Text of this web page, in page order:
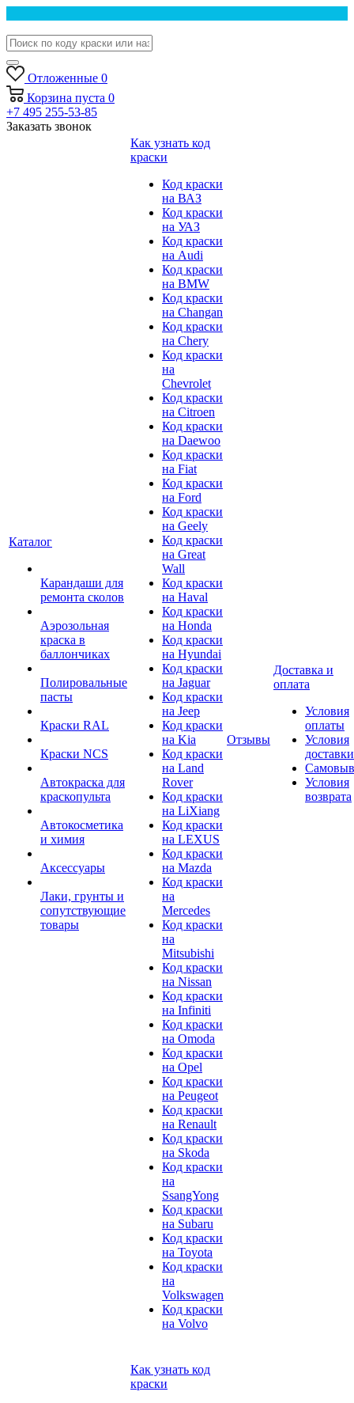
Отложенные 0
Корзина пуста 0
+7 495 255-53-85
Заказать звонок
Каталог
Карандаши для
ремонта сколов
Аэрозольная
краска в
баллончиках
Полировальные
пасты
Краски RAL
Краски NCS
Автокраска для
краскопульта
Автокосметика
и химия
Аксессуары
Лаки, грунты и
сопутствующие
товары
Как узнать код
краски
Код краски
на ВАЗ
Код краски
на УАЗ
Код краски
на Audi
Код краски
на BMW
Код краски
на Changan
Код краски
на Chery
Код краски
на
Chevrolet
Код краски
на Citroen
Код краски
на Daewoo
Код краски
на Fiat
Код краски
на Ford
Код краски
на Geely
Код краски
на Great
Wall
Код краски
на Haval
Код краски
на Honda
Код краски
на Hyundai
Код краски
на Jaguar
Код краски
на Jeep
Код краски
на Kia
Код краски
на Land
Rover
Код краски
на LiXiang
Код краски
на LEXUS
Код краски
на Mazda
Код краски
на
Mercedes
Код краски
на
Mitsubishi
Код краски
на Nissan
Код краски
на Infiniti
Код краски
на Omoda
Код краски
на Opel
Код краски
на Peugeot
Код краски
на Renault
Код краски
на Skoda
Код краски
на
SsangYong
Код краски
на Subaru
Код краски
на Toyota
Код краски
на
Volkswagen
Код краски
на Volvo
Отзывы
Доставка и
оплата
Условия
оплаты
Условия
доставки
Условия
возврата
Как узнать код
краски